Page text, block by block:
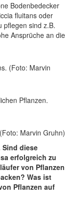
Bodenbedecker
fluitans oder
pflegen sind z.B.
Ansprüche an die
(Foto: Marvin
Pflanzen.
Marvin Gruhn)
Sind diese
erfolgreich zu
von Pflanzen
Was ist
Pflanzen auf